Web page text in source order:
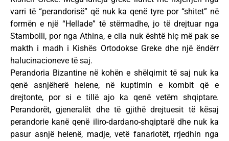
varri të “perandorisë” që nuk ka qenë tyre por “shitet” në
formën e një “Hellade” të stërmadhe, jo të drejtuar nga
Stambolli, por nga Athina, e cila nuk është hiç më pak se
makth i madh i Kishës Ortodokse Greke dhe një ëndërr
halucinacioneve të saj.
Perandoria Bizantine në kohën e shëlqimit të saj nuk ka
qenë asnjëherë helene, në kuptimin e kombit që e
drejtonte, por si e tillë ajo ka qenë vetëm shqiptare.
Perandorët, gjeneralët dhe të gjithë drejtuesit të kësaj
perandorie kanë qenë iliro-dardano-shqiptarë dhe nuk ka
pasur asnjë helenë, madje, vetë fanariotët, rrjedhin nga